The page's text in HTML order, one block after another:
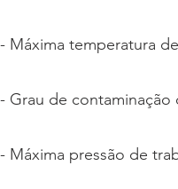
- Máxima temperatura
- Grau de
- Máxima pressão de